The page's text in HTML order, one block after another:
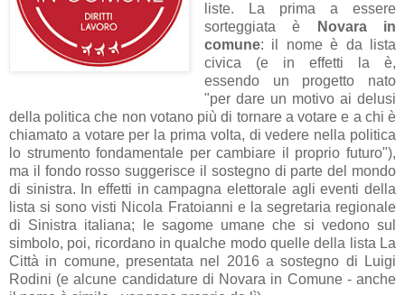
liste. La prima a essere
sorteggiata è
Novara in
comune: il nome è da lista
civica (e in effetti la è,
essendo un progetto nato
"per dare un motivo ai delusi
della politica che non votano più di tornare a votare e a chi è
chiamato a votare per la prima volta, di vedere nella politica
lo strumento fondamentale per cambiare il proprio futuro"),
ma il fondo rosso suggerisce il sostegno di parte del mondo
di sinistra. In effetti in campagna elettorale agli eventi della
lista si sono visti Nicola Fratoianni e la segretaria regionale
di Sinistra italiana; le sagome umane che si vedono sul
simbolo, poi, ricordano in qualche modo quelle della lista La
Città in comune, presentata nel 2016 a sostegno di Luigi
Rodini (e alcune candidature di Novara in Comune - anche